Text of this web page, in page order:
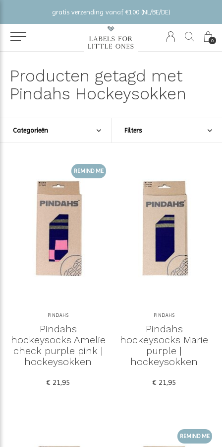
0
gratis verzending vanaf €100 (NL/BE/DE)
Producten getagd met
Pindahs Hockeysokken
Categorieën Filters
REMIND ME
PINDAHS
Pindahs
hockeysocks Amelie
check purple pink |
hockeysokken
€ 21,95
PINDAHS
Pindahs
hockeysocks Marie
purple |
hockeysokken
€ 21,95
REMIND ME